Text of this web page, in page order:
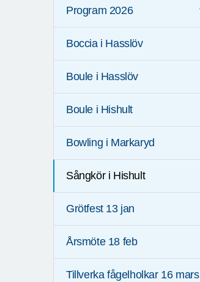
Program 2026
Boccia i Hasslöv
Boule i Hasslöv
Boule i Hishult
Bowling i Markaryd
Sångkör i Hishult
Grötfest 13 jan
Årsmöte 18 feb
Tillverka fågelholkar 16 mars